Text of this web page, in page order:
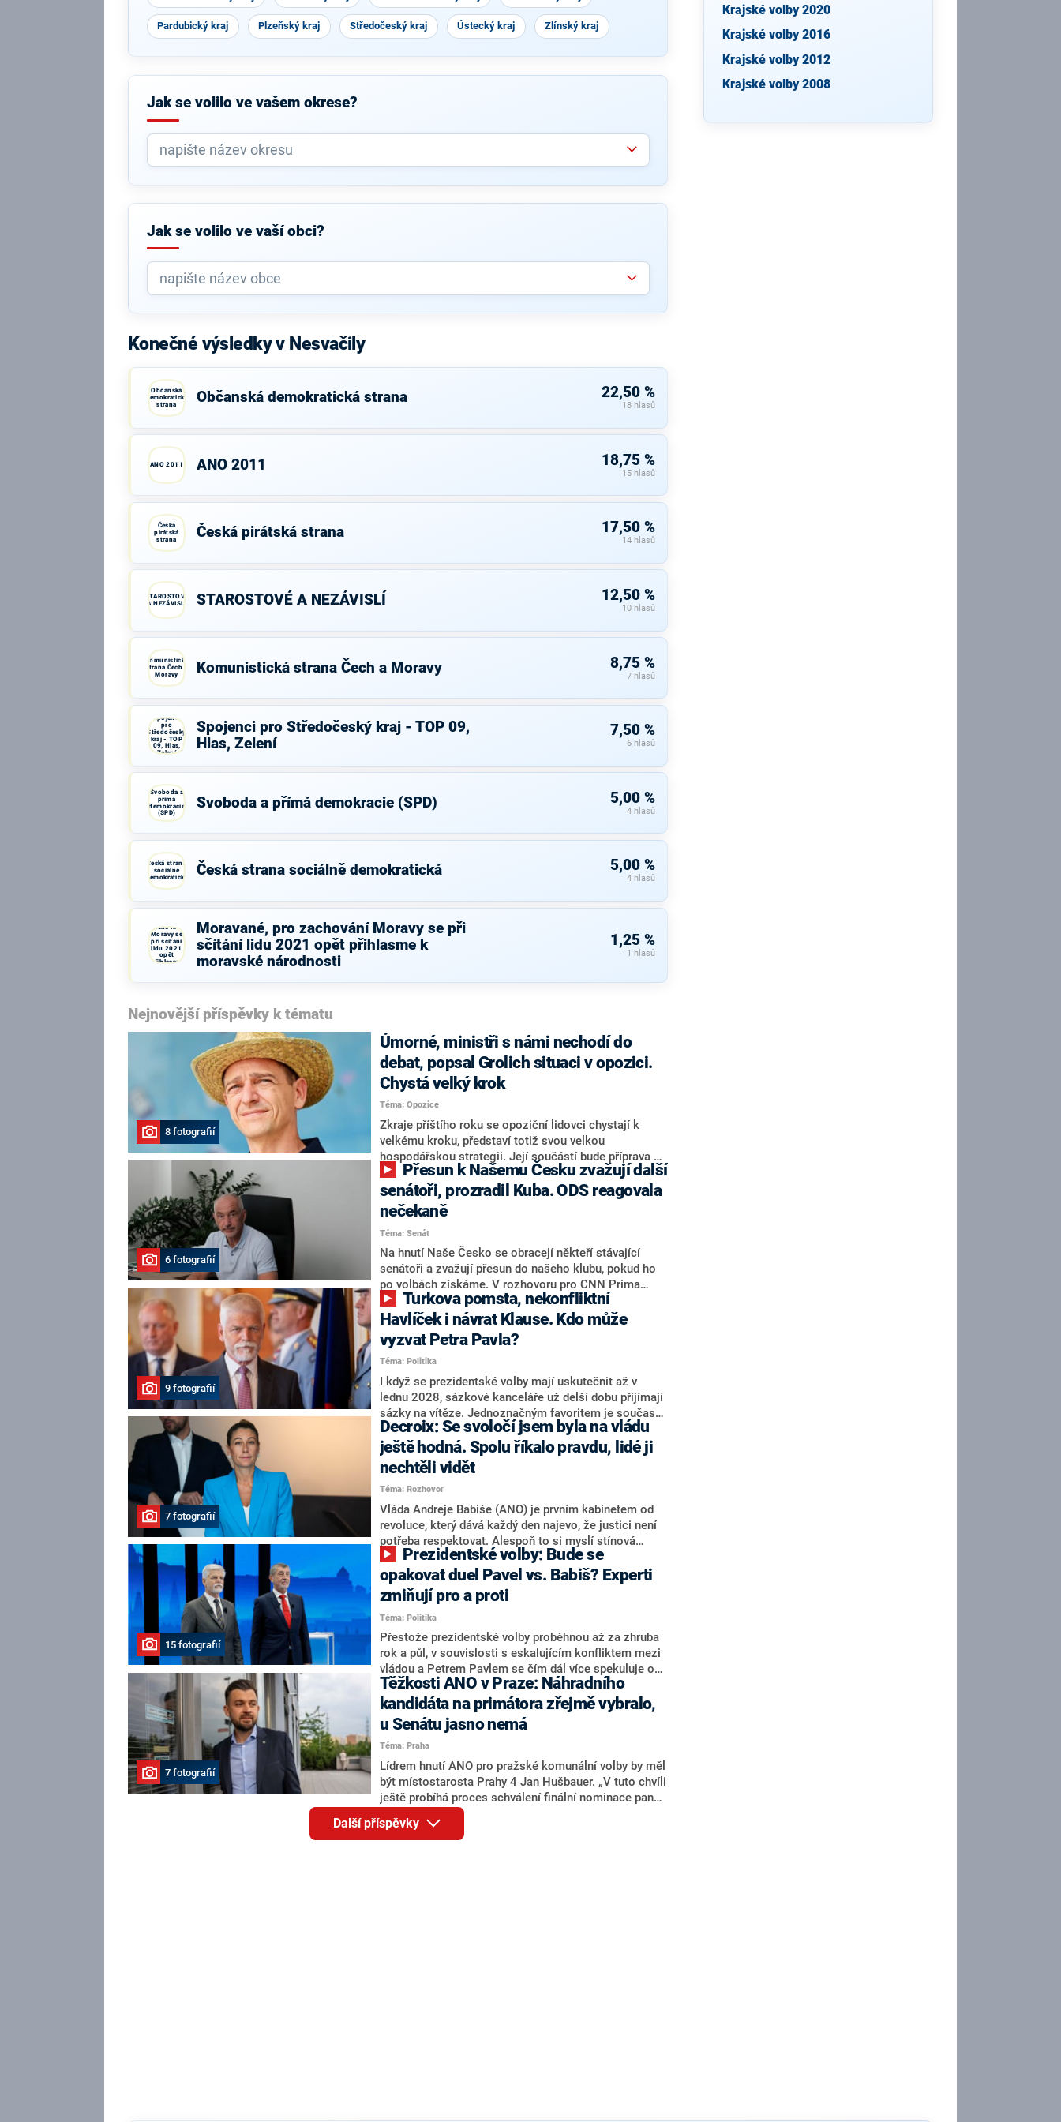
Pardubický kraj Plzeňský kraj Středočeský kraj Ústecký kraj Zlínský kraj
Jak se volilo ve vašem okrese?
Jak se volilo ve vaší obci?
Konečné výsledky v Nesvačily
Občanská
demokratická
strana
Občanská demokratická strana 22,50 %
18 hlasů
ANO 2011 ANO 2011 18,75 %
15 hlasů
Česká
pirátská
strana
Česká pirátská strana 17,50 %
14 hlasů
STAROSTOVÉ
A NEZÁVISLÍ
STAROSTOVÉ A NEZÁVISLÍ 12,50 %
10 hlasů
Komunistická
strana Čech a
Moravy
Komunistická strana Čech a Moravy 8,75 %
7 hlasů
Spojenci
pro
Středočeský
kraj - TOP
09, Hlas,
Zelení
Spojenci pro Středočeský kraj - TOP 09,
Hlas, Zelení
7,50 %
6 hlasů
Svoboda a
přímá
demokracie
(SPD)
Svoboda a přímá demokracie (SPD) 5,00 %
4 hlasů
Česká strana
sociálně
demokratická
Česká strana sociálně demokratická 5,00 %
4 hlasů
zachování
Moravy se
při sčítání
lidu 2021
opět
přihlasme
Moravané, pro zachování Moravy se při
sčítání lidu 2021 opět přihlasme k
moravské národnosti
1,25 %
1 hlasů
Nejnovější příspěvky k tématu
8 fotografií
Úmorné, ministři s námi nechodí do
debat, popsal Grolich situaci v opozici.
Chystá velký krok
Téma: Opozice
Zkraje příštího roku se opoziční lidovci chystají k
velkému kroku, představí totiž svou velkou
hospodářskou strategii. Její součástí bude příprava na
stárnutí populace, řekl ve středu na setkání s novináři
nový předseda lidovců Jan Grolich. Ten zároveň v
senátních volbách kandiduje ve Vyškově. Popsal i
aktivitu opozice, o níž vládní strany nebo političtí
komentátoři mluví jako o slabé a v defenzivě. „Je to
úmorná práce upozorňovat na chyby vlády. Ministři s
námi navíc nechodí do debat. Chceme ale ukazovat
svoje témata,“ odpověděl Grolich na dotaz CNN Prima
NEWS.
6 fotografií
senátoři, prozradil Kuba. ODS reagovala
nečekaně
Téma: Senát
Na hnutí Naše Česko se obracejí někteří stávající
senátoři a zvažují přesun do našeho klubu, pokud ho
po volbách získáme. V rozhovoru pro CNN Prima
NEWS to řekl zakladatel hnutí a jihočeský hejtman
Martin Kuba. Konkrétní nebyl, ale získat by takto mohl
například senátora Zdeňka Hrabu, který je dnes
součástí klubu ODS a TOP 09. Hraba to na dotaz
redakce nevyloučil. Předseda klubu senátorů ODS
Zdeněk Nytra redakci řekl, že počítá s odchodem
některých senátorů z klubu a že Naše Česko není
nepřítel, ale soupeř.
9 fotografií
Havlíček i návrat Klause. Kdo může
vyzvat Petra Pavla?
Téma: Politika
I když se prezidentské volby mají uskutečnit až v
lednu 2028, sázkové kanceláře už delší dobu přijímají
sázky na vítěze. Jednoznačným favoritem je současná
hlava státu Petr Pavel. Daleko za ním pak bookmakeři
zmiňují dva výrazné politiky ANO, tedy premiéra
Andreje Babiše a ministra průmyslu Karla Havlíčka.
Oblíbeným tipem samotných sázkařů je poslanec za
Motoristy Filip Turek. Politolog Jan Kubáček nicméně
o případné kandidatuře kohokoliv ze zmíněné trojice
značně pochybuje. Podle něj současná koalice dosud
nemá osobu, která by Pavlovi mohla konkurovat.
7 fotografií
Decroix: Se svoločí jsem byla na vládu
ještě hodná. Spolu říkalo pravdu, lidé ji
nechtěli vidět
Téma: Rozhovor
Vláda Andreje Babiše (ANO) je prvním kabinetem od
revoluce, který dává každý den najevo, že justici není
potřeba respektovat. Alespoň to si myslí stínová
ministryně spravedlnosti ODS Eva Decroix. V
rozhovoru pro CNN Prima NEWS si nebrala servítky
ohledně politického výkonu svého nástupce Jeronýma
Tejce (za ANO) či vládní zmocněnkyně pro lidská
práva Taťány Malé (ANO). Označením „svoloč“ na
adresu vlády prý byla ještě hodná. Decroix se také
vrátila k volební porážce koalice Spolu či promluvila o
hnutí Naše Česko Martina Kuby.
15 fotografií
opakovat duel Pavel vs. Babiš? Experti
zmiňují pro a proti
Téma: Politika
Přestože prezidentské volby proběhnou až za zhruba
rok a půl, v souvislosti s eskalujícím konfliktem mezi
vládou a Petrem Pavlem se čím dál více spekuluje o
tom, koho by do bitvy o Hrad mohla vyslat současná
koalice. Někteří političtí komentátoři znovu vytahují
jméno premiéra Andreje Babiše (ANO). Jak moc je
pravděpodobné, že se v prezidentských volbách 2028
bude znovu opakovat souboj z roku 2023?
7 fotografií
Těžkosti ANO v Praze: Náhradního
kandidáta na primátora zřejmě vybralo,
u Senátu jasno nemá
Téma: Praha
Lídrem hnutí ANO pro pražské komunální volby by měl
být místostarosta Prahy 4 Jan Hušbauer. „V tuto chvíli
ještě probíhá proces schválení finální nominace pana
Jana Hušbauera Výborem hnutí ANO,“ uvedl pro
redakci místopředseda pražského ANO Martin
Benkovič. O Hušbauerovi se spekulovalo jako o
Další příspěvky
Krajské volby 2020
Krajské volby 2016
Krajské volby 2012
Krajské volby 2008